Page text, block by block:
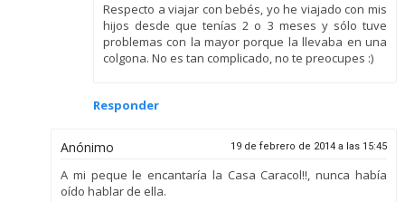
Respecto a viajar con bebés, yo he viajado con mis
hijos desde que tenías 2 o 3 meses y sólo tuve
problemas con la mayor porque la llevaba en una
colgona. No es tan complicado, no te preocupes :)
Responder
Anónimo 19 de febrero de 2014 a las 15:45
A mi peque le encantaría la Casa Caracol!!, nunca había
oído hablar de ella.